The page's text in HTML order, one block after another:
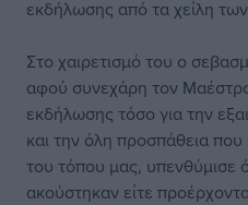
εκδήλωσης από τα χείλη
Στο χαιρετισμό του ο
αφού συνεχάρη τον
εκδήλωσης τόσο για την
και την όλη προσπάθεια που
του τόπου μας, υπενθύμισε
ακούστηκαν είτε